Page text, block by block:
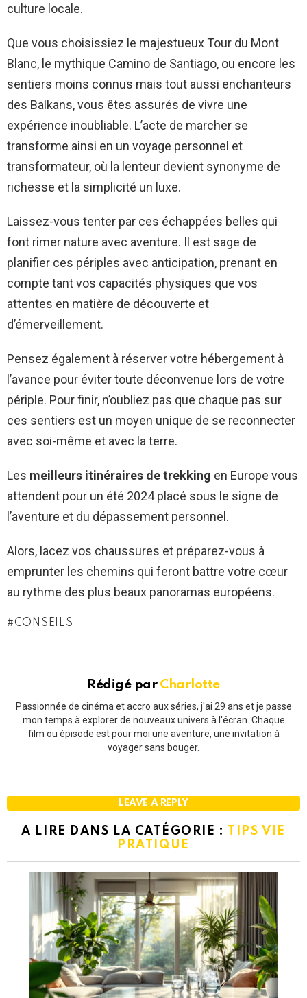
culture locale.
Que vous choisissiez le majestueux Tour du Mont
Blanc, le mythique Camino de Santiago, ou encore les
sentiers moins connus mais tout aussi enchanteurs
des Balkans, vous êtes assurés de vivre une
expérience inoubliable. L’acte de marcher se
transforme ainsi en un voyage personnel et
transformateur, où la lenteur devient synonyme de
richesse et la simplicité un luxe.
Laissez-vous tenter par ces échappées belles qui
font rimer nature avec aventure. Il est sage de
planifier ces périples avec anticipation, prenant en
compte tant vos capacités physiques que vos
attentes en matière de découverte et
d’émerveillement.
Pensez également à réserver votre hébergement à
l’avance pour éviter toute déconvenue lors de votre
périple. Pour finir, n’oubliez pas que chaque pas sur
ces sentiers est un moyen unique de se reconnecter
avec soi-même et avec la terre.
Les meilleurs itinéraires de trekking en Europe vous
attendent pour un été 2024 placé sous le signe de
l’aventure et du dépassement personnel.
Alors, lacez vos chaussures et préparez-vous à
emprunter les chemins qui feront battre votre cœur
au rythme des plus beaux panoramas européens.
CONSEILS
Rédigé par Charlotte
Passionnée de cinéma et accro aux séries, j'ai 29 ans et je passe
mon temps à explorer de nouveaux univers à l'écran. Chaque
film ou épisode est pour moi une aventure, une invitation à
voyager sans bouger.
LEAVE A REPLY
A LIRE DANS LA CATÉGORIE : TIPS VIE
PRATIQUE